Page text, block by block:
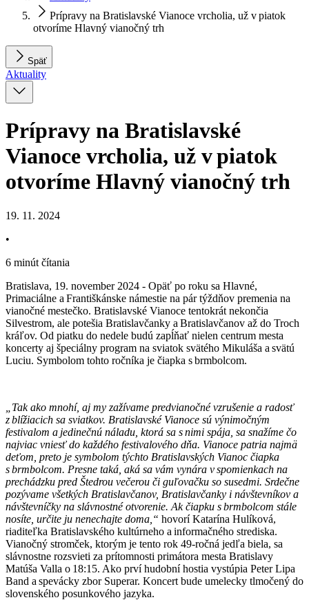
Prípravy na Bratislavské Vianoce vrcholia, už v piatok
otvoríme Hlavný vianočný trh
Späť
Aktuality
Prípravy na Bratislavské
Vianoce vrcholia, už v piatok
otvoríme Hlavný vianočný trh
19. 11. 2024
•
6 minút čítania
Bratislava, 19. november 2024 - Opäť po roku sa Hlavné,
Primaciálne a Františkánske námestie na pár týždňov premenia na
vianočné mestečko. Bratislavské Vianoce tentokrát nekončia
Silvestrom, ale potešia Bratislavčanky a Bratislavčanov až do Troch
kráľov. Od piatku do nedele budú zapĺňať nielen centrum mesta
koncerty aj špeciálny program na sviatok svätého Mikuláša a svätú
Luciu. Symbolom tohto ročníka je čiapka s brmbolcom.
„Tak ako mnohí, aj my zažívame predvianočné vzrušenie a radosť
z blížiacich sa sviatkov. Bratislavské Vianoce sú výnimočným
festivalom a jedinečnú náladu, ktorá sa s nimi spája, sa snažíme čo
najviac vniesť do každého festivalového dňa. Vianoce patria najmä
deťom, preto je symbolom týchto Bratislavských Vianoc čiapka
s brmbolcom. Presne taká, aká sa vám vynára v spomienkach na
prechádzku pred Štedrou večerou či guľovačku so susedmi. Srdečne
pozývame všetkých Bratislavčanov, Bratislavčanky i návštevníkov a
návštevníčky na slávnostné otvorenie. Ak čiapku s brmbolcom stále
nosíte, určite ju nenechajte doma,“ hovorí Katarína Hulíková,
riaditeľka Bratislavského kultúrneho a informačného strediska.
Vianočný stromček, ktorým je tento rok 49-ročná jedľa biela, sa
slávnostne rozsvieti za prítomnosti primátora mesta Bratislavy
Matúša Valla o 18:15. Ako prví hudobní hostia vystúpia Peter Lipa
Band a spevácky zbor Superar. Koncert bude umelecky tlmočený do
slovenského posunkového jazyka.